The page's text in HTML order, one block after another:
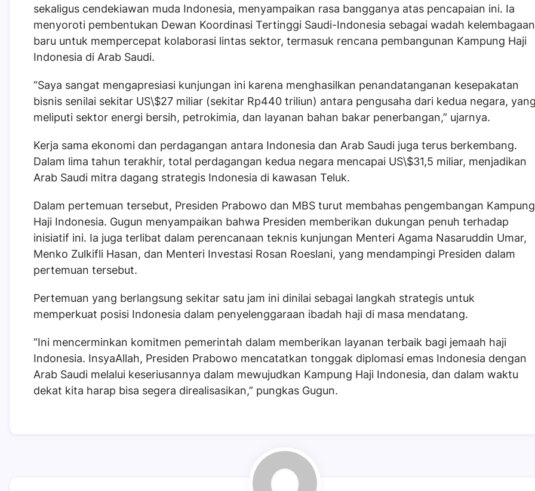
sekaligus cendekiawan muda Indonesia, menyampaikan rasa bangganya atas pencapaian ini. Ia
menyoroti pembentukan Dewan Koordinasi Tertinggi Saudi-Indonesia sebagai wadah kelembagaan
baru untuk mempercepat kolaborasi lintas sektor, termasuk rencana pembangunan Kampung Haji
Indonesia di Arab Saudi.
“Saya sangat mengapresiasi kunjungan ini karena menghasilkan penandatanganan kesepakatan
bisnis senilai sekitar US\$27 miliar (sekitar Rp440 triliun) antara pengusaha dari kedua negara,
meliputi sektor energi bersih, petrokimia, dan layanan bahan bakar penerbangan,” ujarnya.
Kerja sama ekonomi dan perdagangan antara Indonesia dan Arab Saudi juga terus berkembang.
Dalam lima tahun terakhir, total perdagangan kedua negara mencapai US\$31,5 miliar, menjadikan
Arab Saudi mitra dagang strategis Indonesia di kawasan Teluk.
Dalam pertemuan tersebut, Presiden Prabowo dan MBS turut membahas pengembangan Kampung
Haji Indonesia. Gugun menyampaikan bahwa Presiden memberikan dukungan penuh terhadap
inisiatif ini. Ia juga terlibat dalam perencanaan teknis kunjungan Menteri Agama Nasaruddin Umar,
Menko Zulkifli Hasan, dan Menteri Investasi Rosan Roeslani, yang mendampingi Presiden dalam
pertemuan tersebut.
Pertemuan yang berlangsung sekitar satu jam ini dinilai sebagai langkah strategis untuk
memperkuat posisi Indonesia dalam penyelenggaraan ibadah haji di masa mendatang.
“Ini mencerminkan komitmen pemerintah dalam memberikan layanan terbaik bagi jemaah haji
Indonesia. InsyaAllah, Presiden Prabowo mencatatkan tonggak diplomasi emas Indonesia dengan
Arab Saudi melalui keseriusannya dalam mewujudkan Kampung Haji Indonesia, dan dalam waktu
dekat kita harap bisa segera direalisasikan,” pungkas Gugun.